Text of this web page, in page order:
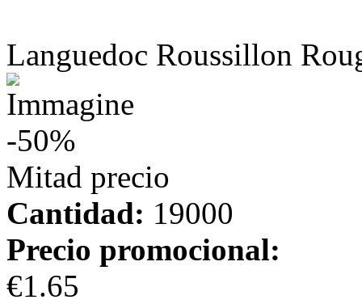
Languedoc Roussillon
-50%
Mitad precio
Cantidad: 19000
Precio promocional:
€1.65